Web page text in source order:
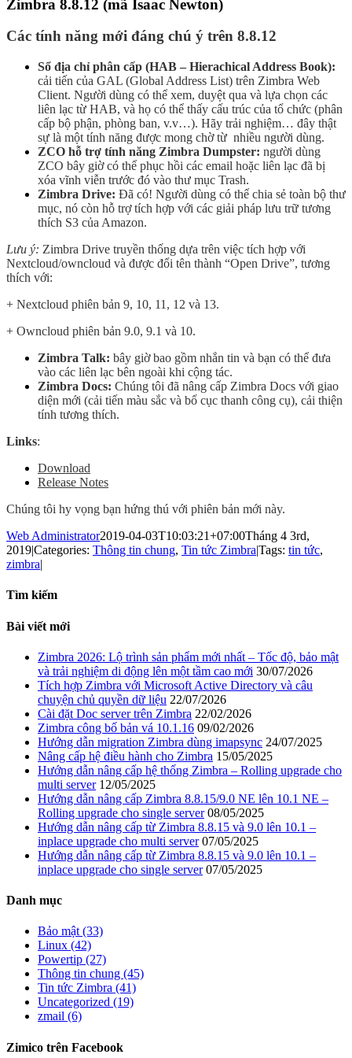
Zimbra 8.8.12 (mã Isaac Newton)
Các tính năng mới đáng chú ý trên 8.8.12
Sổ địa chỉ phân cấp (HAB – Hierachical Address Book):
cải tiến của GAL (Global Address List) trên Zimbra Web
Client. Người dùng có thể xem, duyệt qua và lựa chọn các
liên lạc từ HAB, và họ có thể thấy cấu trúc của tổ chức (phân
cấp bộ phận, phòng ban, v.v…). Hãy trải nghiệm… đây thật
sự là một tính năng được mong chờ từ nhiều người dùng.
ZCO hỗ trợ tính năng Zimbra Dumpster: người dùng
ZCO bây giờ có thể phục hồi các email hoặc liên lạc đã bị
xóa vĩnh viễn trước đó vào thư mục Trash.
Zimbra Drive: Đã có! Người dùng có thể chia sẻ toàn bộ thư
mục, nó còn hỗ trợ tích hợp với các giải pháp lưu trữ tương
thích S3 của Amazon.
Lưu ý: Zimbra Drive truyền thống dựa trên việc tích hợp với
Nextcloud/owncloud và được đổi tên thành “Open Drive”, tương
thích với:
+ Nextcloud phiên bản 9, 10, 11, 12 và 13.
+ Owncloud phiên bản 9.0, 9.1 và 10.
Zimbra Talk: bây giờ bao gồm nhắn tin và bạn có thể đưa
vào các liên lạc bên ngoài khi cộng tác.
Zimbra Docs: Chúng tôi đã nâng cấp Zimbra Docs với giao
diện mới (cải tiến màu sắc và bố cục thanh công cụ), cải thiện
tính tương thích.
Links:
Download
Release Notes
Chúng tôi hy vọng bạn hứng thú với phiên bản mới này.
Web Administrator2019-04-03T10:03:21+07:00Tháng 4 3rd,
2019|Categories: Thông tin chung, Tin tức Zimbra|Tags: tin tức,
zimbra|
Tìm kiếm
Bài viết mới
Zimbra 2026: Lộ trình sản phẩm mới nhất – Tốc độ, bảo mật
và trải nghiệm di động lên một tầm cao mới 30/07/2026
Tích hợp Zimbra với Microsoft Active Directory và câu
chuyện chủ quyền dữ liệu 22/07/2026
Cài đặt Doc server trên Zimbra 22/02/2026
Zimbra công bố bản vá 10.1.16 09/02/2026
Hướng dẫn migration Zimbra dùng imapsync 24/07/2025
Nâng cấp hệ điều hành cho Zimbra 15/05/2025
Hướng dẫn nâng cấp hệ thống Zimbra – Rolling upgrade cho
multi server 12/05/2025
Hướng dẫn nâng cấp Zimbra 8.8.15/9.0 NE lên 10.1 NE –
Rolling upgrade cho single server 08/05/2025
Hướng dẫn nâng cấp từ Zimbra 8.8.15 và 9.0 lên 10.1 –
inplace upgrade cho multi server 07/05/2025
Hướng dẫn nâng cấp từ Zimbra 8.8.15 và 9.0 lên 10.1 –
inplace upgrade cho single server 07/05/2025
Danh mục
Bảo mật (33)
Linux (42)
Powertip (27)
Thông tin chung (45)
Tin tức Zimbra (41)
Uncategorized (19)
zmail (6)
Zimico trên Facebook